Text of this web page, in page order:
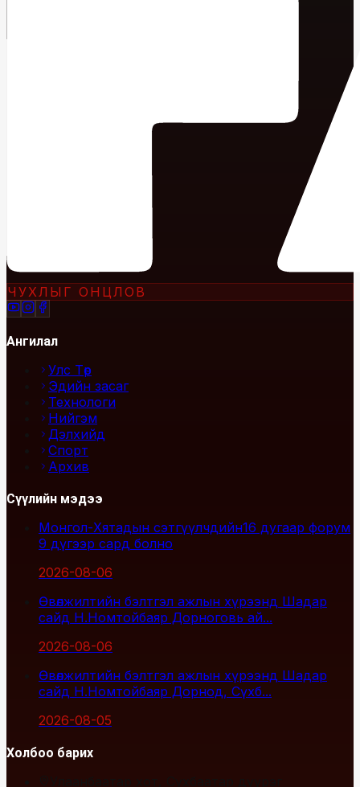
ЧУХЛЫГ ОНЦЛОВ
Ангилал
Улс Төр
Эдийн засаг
Технологи
Нийгэм
Дэлхийд
Спорт
Архив
Сүүлийн мэдээ
Монгол-Хятадын сэтгүүлчдийн16 дугаар форум
9 дүгээр сард болно
2026-08-06
Өвөлжилтийн бэлтгэл ажлын хүрээнд Шадар
сайд Н.Номтойбаяр Дорноговь ай...
2026-08-06
Өвөлжилтийн бэлтгэл ажлын хүрээнд Шадар
сайд Н.Номтойбаяр Дорнод, Сүхб...
2026-08-05
Холбоо барих